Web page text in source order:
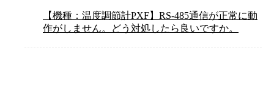
【機種：温度調節計PXF】RS-485通信が正常に動
作がしません。どう対処したら良いですか。